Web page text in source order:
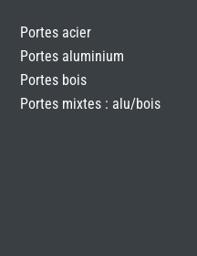
Portes acier
Portes aluminium
Portes bois
Portes mixtes : alu/bois